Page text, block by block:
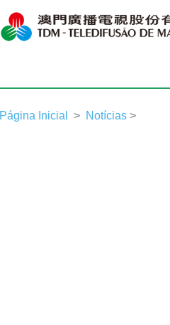
Página Inicial Notícias >